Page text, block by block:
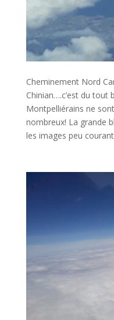
Cheminement Nord
Chinian….c’est du tout
Montpelliérains ne
nombreux! La grande
les images peu